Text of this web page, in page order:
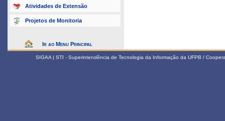
Atividades de Extensão
Projetos de Monitoria
Ir ao Menu Principal
SIGAA | STI - Superintendência de Tecnologia da Informação da UFPB /